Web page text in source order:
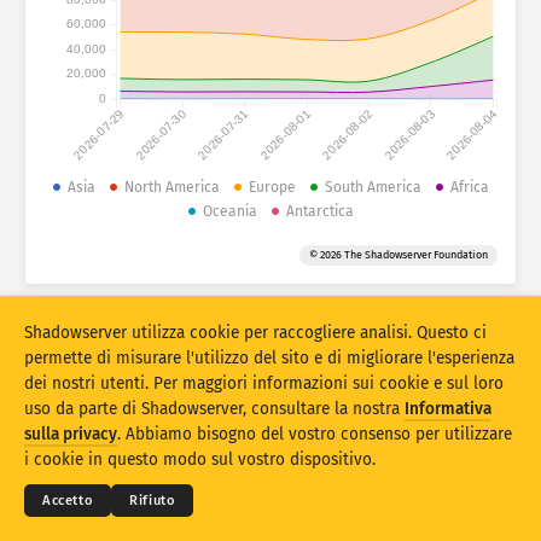
Raggruppa per
Stacking
Sovrapposizione
Aggiorna automaticamente i risultati
Aggiorna Reset
Scarica come PNG Informazioni su questi dati
attacchi honeypot cofinanziate dal Connecting Europe Facility dell'Unione
Europea.
2026-07-29 2026-07-30 2026-07-31 2026-08-01 2026-08-02 2026-08-03 2026-08-04
0
20,000
40,000
60,000
Asia North America Europe South America
Africa
Oceania
Antarctica
© 2026 The Shadowserver Foundation
© 2026THE SHADOWSERVER FOUNDATION
Privacy e condizioni
Contattaci Ringraziamenti
Shadowserver utilizza cookie per raccogliere analisi. Questo ci
permette di misurare l'utilizzo del sito e di migliorare l'esperienza
dei nostri utenti. Per maggiori informazioni sui cookie e sul loro
uso da parte di Shadowserver, consultare la nostra Informativa
sulla privacy. Abbiamo bisogno del vostro consenso per utilizzare
i cookie in questo modo sul vostro dispositivo.
Accetto Rifiuto